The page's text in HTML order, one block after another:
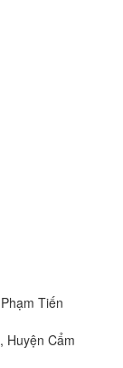
Tiến
Huyện Cẩm